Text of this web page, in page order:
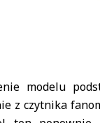
modelu
z czytnika